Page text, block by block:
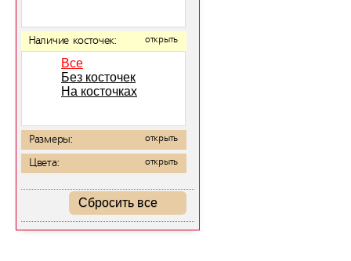
Наличие косточек: открыть
Все
Без косточек
На косточках
Размеры: открыть
Цвета: открыть
Сбросить все